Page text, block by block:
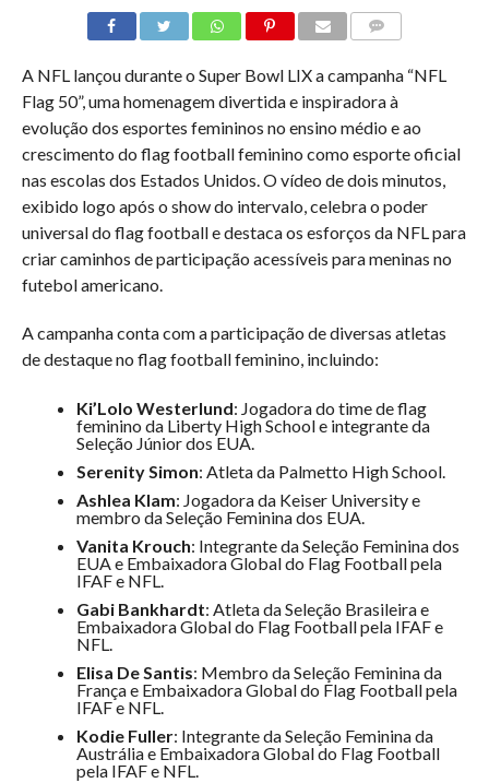
A NFL lançou durante o Super Bowl LIX a campanha “NFL
Flag 50”, uma homenagem divertida e inspiradora à
evolução dos esportes femininos no ensino médio e ao
crescimento do flag football feminino como esporte oficial
nas escolas dos Estados Unidos. O vídeo de dois minutos,
exibido logo após o show do intervalo, celebra o poder
universal do flag football e destaca os esforços da NFL para
criar caminhos de participação acessíveis para meninas no
futebol americano.
A campanha conta com a participação de diversas atletas
de destaque no flag football feminino, incluindo:
Ki’Lolo Westerlund: Jogadora do time de flag
feminino da Liberty High School e integrante da
Seleção Júnior dos EUA.
Serenity Simon: Atleta da Palmetto High School.
Ashlea Klam: Jogadora da Keiser University e
membro da Seleção Feminina dos EUA.
Vanita Krouch: Integrante da Seleção Feminina dos
EUA e Embaixadora Global do Flag Football pela
IFAF e NFL.
Gabi Bankhardt: Atleta da Seleção Brasileira e
Embaixadora Global do Flag Football pela IFAF e
NFL.
Elisa De Santis: Membro da Seleção Feminina da
França e Embaixadora Global do Flag Football pela
IFAF e NFL.
Kodie Fuller: Integrante da Seleção Feminina da
Austrália e Embaixadora Global do Flag Football
pela IFAF e NFL.